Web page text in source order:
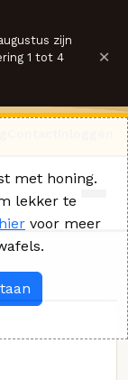
zijn
1 tot 4
×
met honing.
lekker te
voor meer